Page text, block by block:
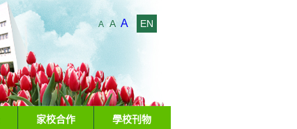
A A A EN
家校合作 學校刊物